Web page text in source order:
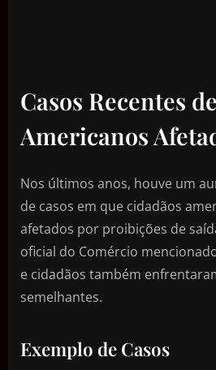
Casos Recentes
Americanos
Nos últimos anos, houve um
de casos em que cidadãos
afetados por proibições de
oficial do Comércio
e cidadãos também
semelhantes.
Exemplo de Casos